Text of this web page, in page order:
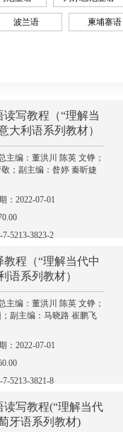
波兰语 柬埔寨语
读写教程（“理解当
大利语系列教材）
主编：董洪川 陈英 文铮；
；副主编：昝婷 秦昕婕
：2022-07-01
5213-3823-2
教程（“理解当代中
语系列教材）
主编：董洪川 陈英 文铮；
副主编：马晓路 崔鹏飞
：2022-07-01
5213-3821-8
读写教程(“理解当代
牙语系列教材)